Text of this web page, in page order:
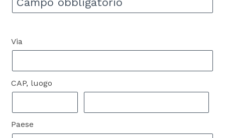
Via
CAP, luogo
Paese